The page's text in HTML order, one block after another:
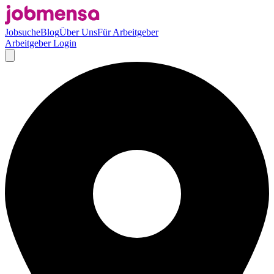
JobsucheBlogÜber UnsFür Arbeitgeber
Arbeitgeber Login